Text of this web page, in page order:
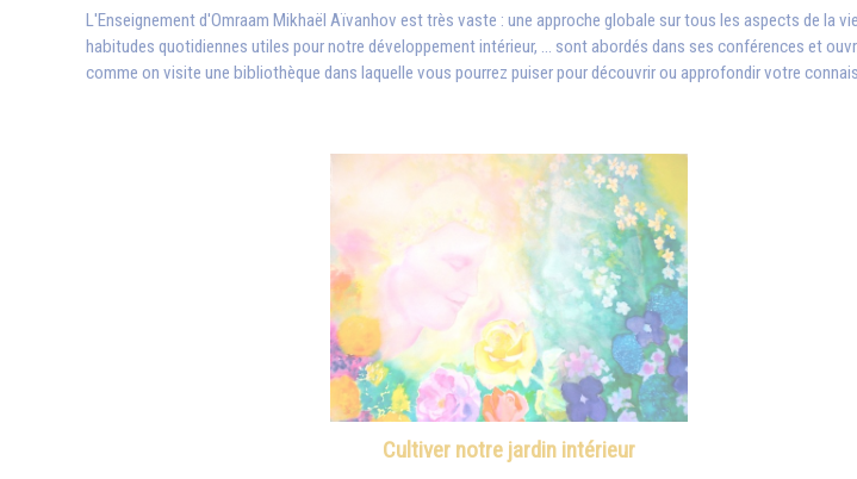
L'Enseignement d'Omraam Mikhaël Aïvanhov est très vaste : une approche globale sur tous les aspects de la
habitudes quotidiennes utiles pour notre développement intérieur, ... sont abordés dans ses conférences et
comme on visite une bibliothèque dans laquelle vous pourrez puiser pour découvrir ou approfondir votre
Cultiver notre jardin intérieur